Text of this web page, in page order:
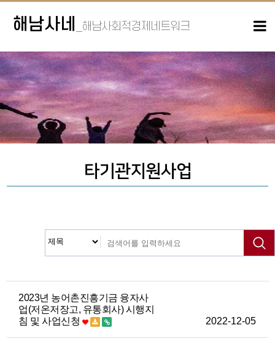
해남사네 _해남사회적경제네트워크
타기관지원사업
2023년 농어촌진흥기금 융자사
업(저온저장고, 유통회사) 시행지
침 및 사업신청
2022-12-05